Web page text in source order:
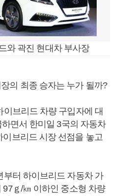
와 곽진 현대차 부사장
의 최종 승자는 누가 될까?
브리드 차량 구입자에 대
면서 한미일 3국의 자동차
브리드 시장 선점을 놓고
부터 하이브리드 자동차 가
ｇ/㎞ 이하인 중소형 차량